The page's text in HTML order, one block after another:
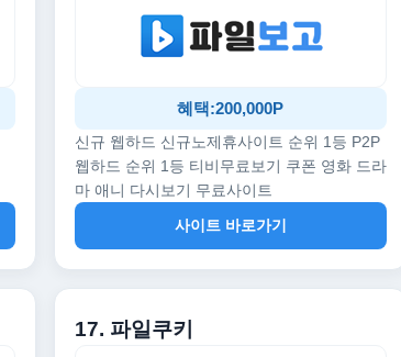
혜택:200,000P
신규 웹하드 신규노제휴사이트 순위 1등 P2P
웹하드 순위 1등 티비무료보기 쿠폰 영화 드라
마 애니 다시보기 무료사이트
사이트 바로가기
17. 파일쿠키